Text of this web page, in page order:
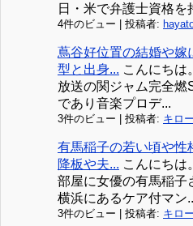
日・米で弁護士資格を
4件のビュー | 投稿者:
蔦谷好位置の結婚や嫁
型と出身... こんにちは
放送の関ジャム完全燃
であり音楽プロデ...
3件のビュー | 投稿者: キロ
有馬稲子の若い頃や性
降板や夫... こんにちは
部屋に女優の有馬稲子
横浜にあるケア付マン
3件のビュー | 投稿者: キロ